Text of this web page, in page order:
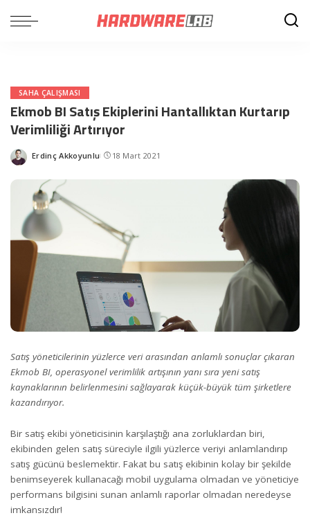
SAHA ÇALIŞMASI
Ekmob BI Satış Ekiplerini Hantallıktan Kurtarıp
Verimliliği Artırıyor
Posted
Erdinç Akkoyunlu 18 Mart 2021
Satış yöneticilerinin yüzlerce veri arasından anlamlı sonuçlar çıkaran
Ekmob BI, operasyonel verimlilik artışının yanı sıra yeni satış
kaynaklarının belirlenmesini sağlayarak küçük-büyük tüm şirketlere
kazandırıyor.
Bir satış ekibi yöneticisinin karşılaştığı ana zorluklardan biri,
ekibinden gelen satış süreciyle ilgili yüzlerce veriyi anlamlandırıp
satış gücünü beslemektir. Fakat bu satış ekibinin kolay bir şekilde
benimseyerek kullanacağı mobil uygulama olmadan ve yöneticiye
performans bilgisini sunan anlamlı raporlar olmadan neredeyse
imkansızdır!